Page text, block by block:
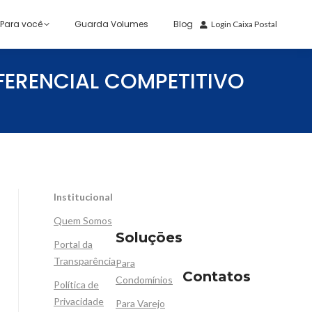
Para você Guarda Volumes Blog Login Caixa Postal
COMPETITIVO
Institucional
Quem Somos
Portal da
Transparência
Política de
Privacidade
Soluçōes
Para
Condomínios
Para Varejo
Contatos